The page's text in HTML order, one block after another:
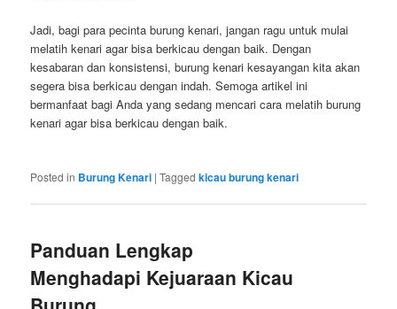
Jadi, bagi para pecinta burung kenari, jangan ragu untuk mulai
melatih kenari agar bisa berkicau dengan baik. Dengan
kesabaran dan konsistensi, burung kenari kesayangan kita akan
segera bisa berkicau dengan indah. Semoga artikel ini
bermanfaat bagi Anda yang sedang mencari cara melatih burung
kenari agar bisa berkicau dengan baik.
Posted in Burung Kenari |Tagged kicau burung kenari
Panduan Lengkap
Menghadapi Kejuaraan Kicau